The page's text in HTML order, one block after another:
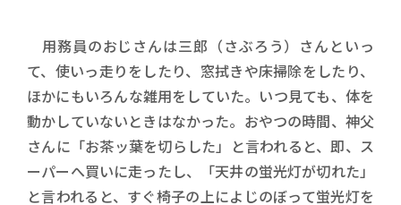
用務員のおじさんは三郎（さぶろう）さんといっ
て、使いっ走りをしたり、窓拭きや床掃除をしたり、
ほかにもいろんな雑用をしていた。いつ見ても、体を
動かしていないときはなかった。おやつの時間、神父
さんに「お茶ッ葉を切らした」と言われると、即、ス
ーパーへ買いに走ったし、「天井の蛍光灯が切れた」
と言われると、すぐ椅子の上によじのぼって蛍光灯を